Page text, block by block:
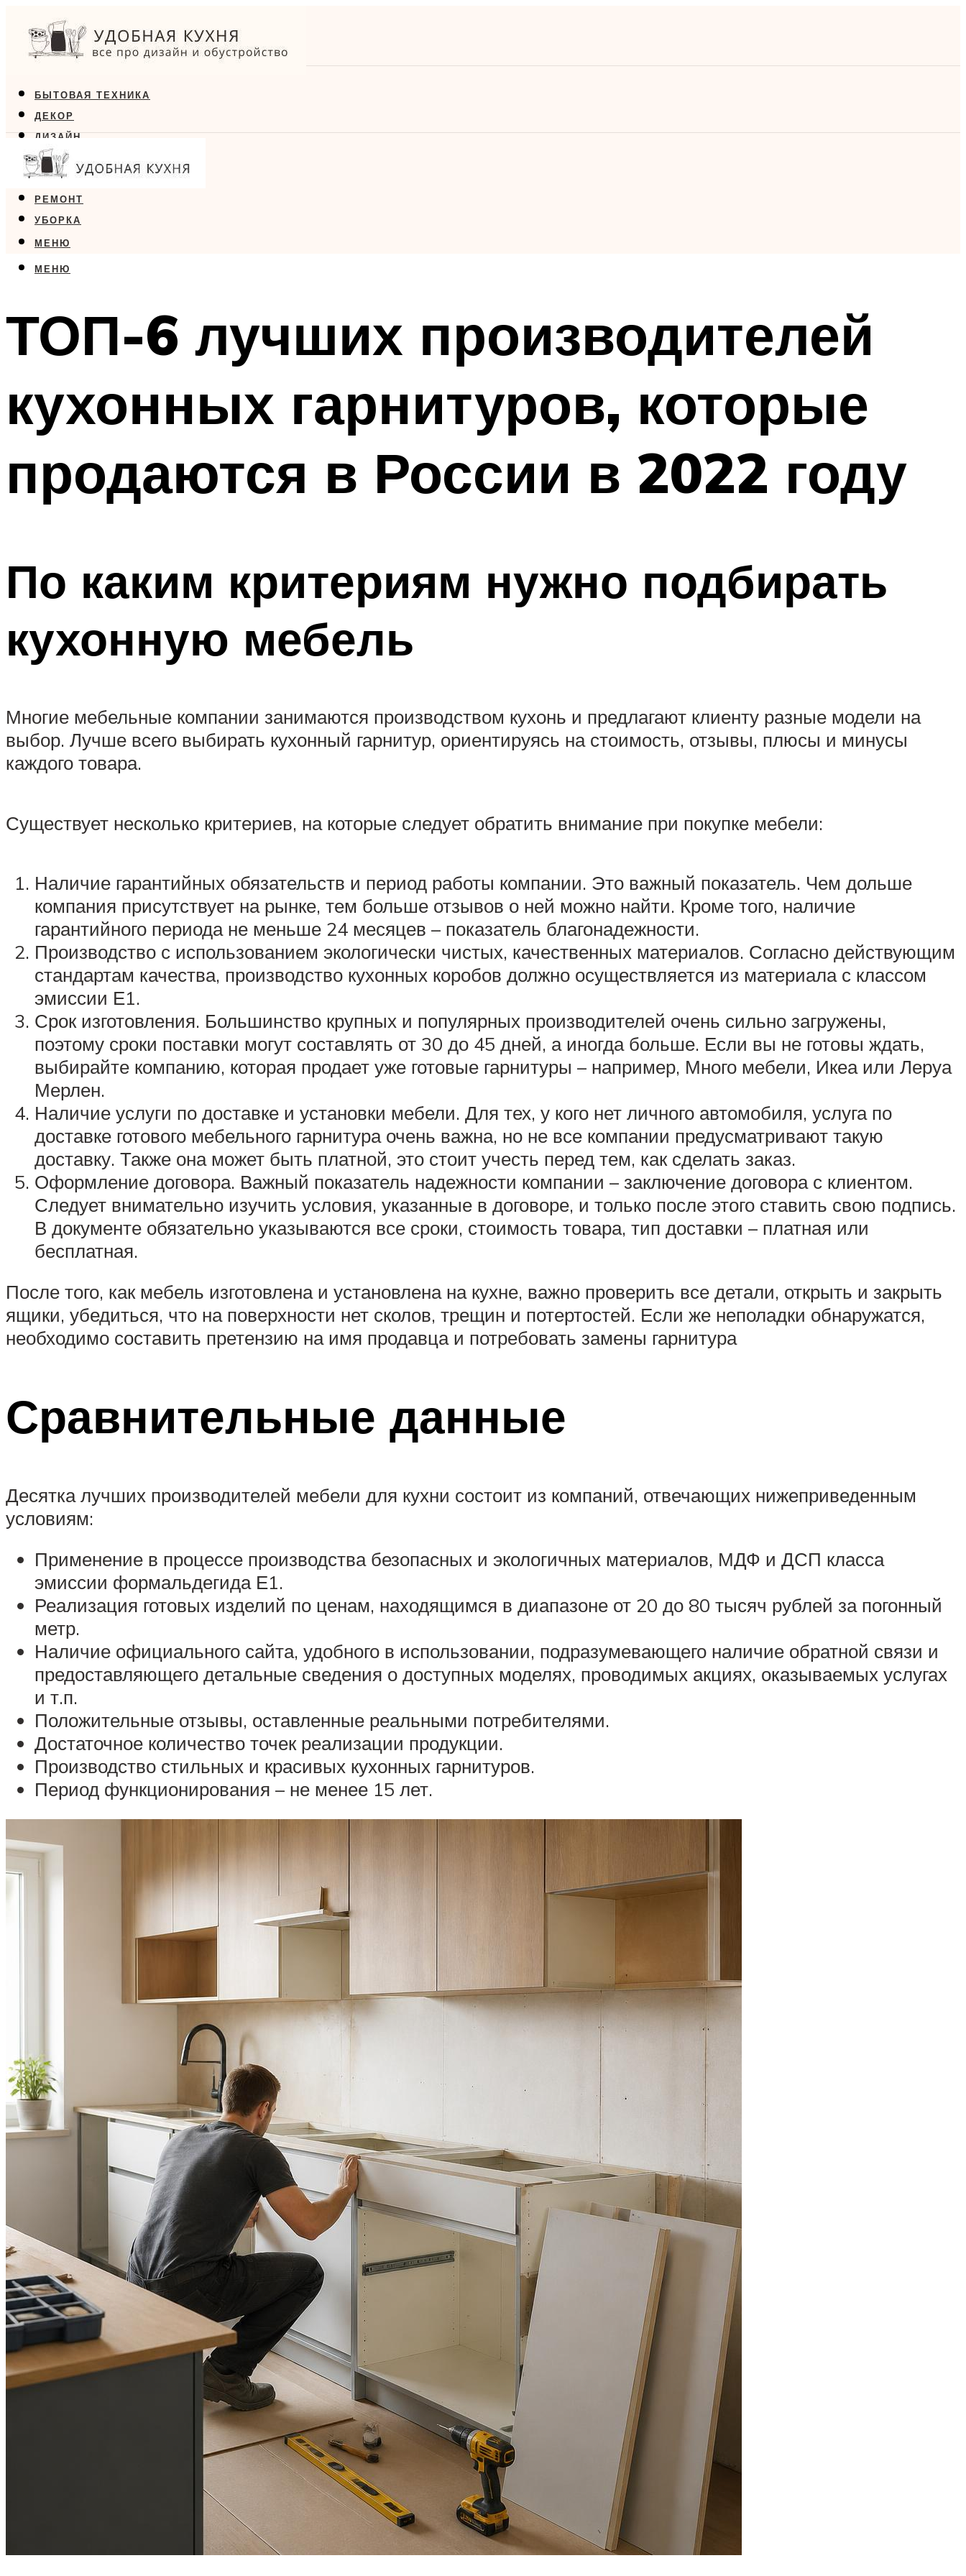
БЫТОВАЯ ТЕХНИКА
ДЕКОР
ДИЗАЙН
ЕДА
МЕБЕЛЬ
РЕМОНТ
УБОРКА
МЕНЮ
МЕНЮ
ТОП-6 лучших производителей
кухонных гарнитуров, которые
продаются в России в 2022 году
По каким критериям нужно подбирать
кухонную мебель
Многие мебельные компании занимаются производством кухонь и предлагают клиенту разные модели на
выбор. Лучше всего выбирать кухонный гарнитур, ориентируясь на стоимость, отзывы, плюсы и минусы
каждого товара.
Существует несколько критериев, на которые следует обратить внимание при покупке мебели:
Наличие гарантийных обязательств и период работы компании. Это важный показатель. Чем дольше
компания присутствует на рынке, тем больше отзывов о ней можно найти. Кроме того, наличие
гарантийного периода не меньше 24 месяцев – показатель благонадежности.
Производство с использованием экологически чистых, качественных материалов. Согласно действующим
стандартам качества, производство кухонных коробов должно осуществляется из материала с классом
эмиссии Е1.
Срок изготовления. Большинство крупных и популярных производителей очень сильно загружены,
поэтому сроки поставки могут составлять от 30 до 45 дней, а иногда больше. Если вы не готовы ждать,
выбирайте компанию, которая продает уже готовые гарнитуры – например, Много мебели, Икеа или Леруа
Мерлен.
Наличие услуги по доставке и установки мебели. Для тех, у кого нет личного автомобиля, услуга по
доставке готового мебельного гарнитура очень важна, но не все компании предусматривают такую
доставку. Также она может быть платной, это стоит учесть перед тем, как сделать заказ.
Оформление договора. Важный показатель надежности компании – заключение договора с клиентом.
Следует внимательно изучить условия, указанные в договоре, и только после этого ставить свою подпись.
В документе обязательно указываются все сроки, стоимость товара, тип доставки – платная или
бесплатная.
После того, как мебель изготовлена и установлена на кухне, важно проверить все детали, открыть и закрыть
ящики, убедиться, что на поверхности нет сколов, трещин и потертостей. Если же неполадки обнаружатся,
необходимо составить претензию на имя продавца и потребовать замены гарнитура
Сравнительные данные
Десятка лучших производителей мебели для кухни состоит из компаний, отвечающих нижеприведенным
условиям:
Применение в процессе производства безопасных и экологичных материалов, МДФ и ДСП класса
эмиссии формальдегида Е1.
Реализация готовых изделий по ценам, находящимся в диапазоне от 20 до 80 тысяч рублей за погонный
метр.
Наличие официального сайта, удобного в использовании, подразумевающего наличие обратной связи и
предоставляющего детальные сведения о доступных моделях, проводимых акциях, оказываемых услугах
и т.п.
Положительные отзывы, оставленные реальными потребителями.
Достаточное количество точек реализации продукции.
Производство стильных и красивых кухонных гарнитуров.
Период функционирования – не менее 15 лет.